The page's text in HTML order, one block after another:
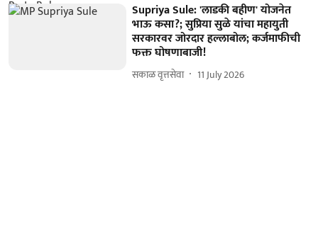
Supriya Sule: 'लाडकी बहीण' योजनेत
भाऊ कसा?; सुप्रिया सुळे यांचा महायुती
सरकारवर जोरदार हल्लाबोल; कर्जमाफीची
फक्त घोषणाबाजी!
सकाळ वृत्तसेवा 11 July 2026